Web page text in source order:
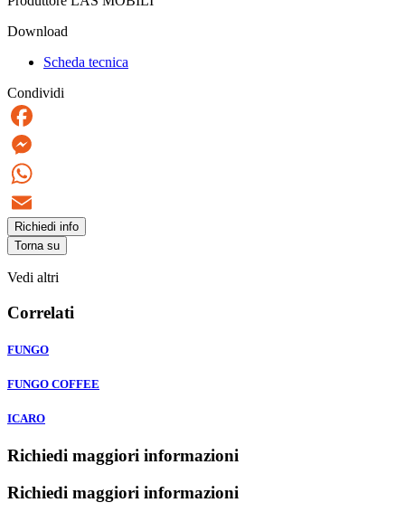
Download
Scheda tecnica
Condividi
Facebook
Messenger
WhatsApp
Email
Richiedi info
Torna su
Vedi altri
Correlati
FUNGO
FUNGO COFFEE
ICARO
Richiedi maggiori informazioni
Richiedi maggiori informazioni